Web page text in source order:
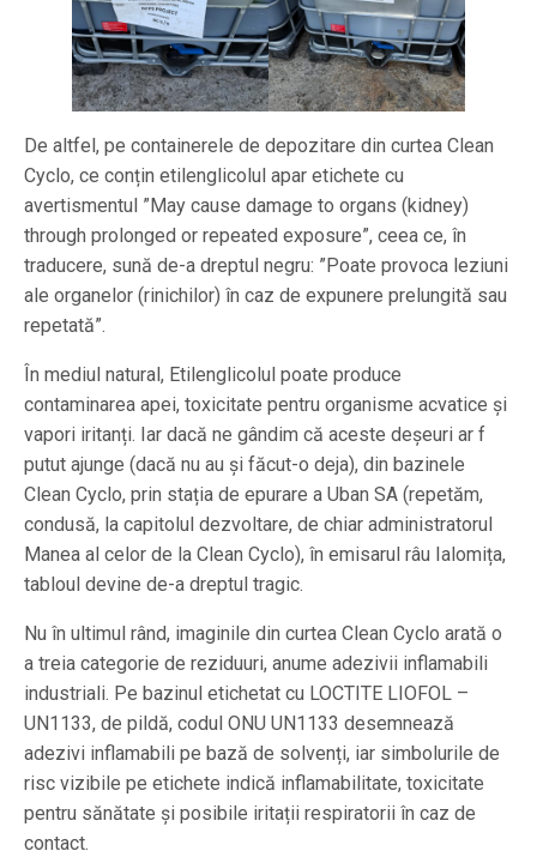
De altfel, pe containerele de depozitare din curtea Clean
Cyclo, ce conțin etilenglicolul apar etichete cu
avertismentul ”May cause damage to organs (kidney)
through prolonged or repeated exposure”, ceea ce, în
traducere, sună de-a dreptul negru: ”Poate provoca leziuni
ale organelor (rinichilor) în caz de expunere prelungită sau
repetată”.
În mediul natural, Etilenglicolul poate produce
contaminarea apei, toxicitate pentru organisme acvatice și
vapori iritanți. Iar dacă ne gândim că aceste deșeuri ar f
putut ajunge (dacă nu au și făcut-o deja), din bazinele
Clean Cyclo, prin stația de epurare a Uban SA (repetăm,
condusă, la capitolul dezvoltare, de chiar administratorul
Manea al celor de la Clean Cyclo), în emisarul râu Ialomița,
tabloul devine de-a dreptul tragic.
Nu în ultimul rând, imaginile din curtea Clean Cyclo arată o
a treia categorie de reziduuri, anume adezivii inflamabili
industriali. Pe bazinul etichetat cu LOCTITE LIOFOL –
UN1133, de pildă, codul ONU UN1133 desemnează
adezivi inflamabili pe bază de solvenți, iar simbolurile de
risc vizibile pe etichete indică inflamabilitate, toxicitate
pentru sănătate și posibile iritații respiratorii în caz de
contact.